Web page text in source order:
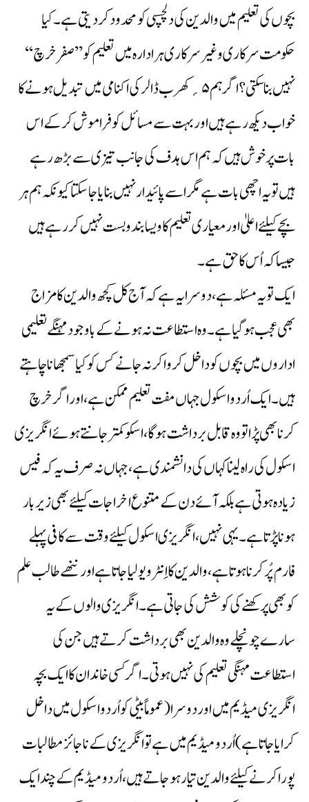
بچوں کی تعلیم میں والدین کی دلچسپی کو محدود کردیتی ہے۔ کیا
حکومت سرکاری و غیر سرکاری ہر ادارہ میں تعلیم کو ’’صفر خرچ‘‘
نہیں بناسکتی؟ اگر ہم ۵؍ کھرب ڈالر کی اکنامی میں تبدیل ہونے کا
خواب دیکھ رہے ہیں اور بہت سے مسائل کو فراموش کرکے اس
بات پر خوش ہیں کہ ہم اس ہدف کی جانب تیزی سے بڑھ رہے
ہیں تو یہ اچھی بات ہے مگر اسے پائیدار نہیں بنایا جاسکتا کیونکہ ہم ہر
بچے کیلئے اعلیٰ اور معیاری تعلیم کا ویسا بندوبست نہیں کررہے ہیں
جیسا کہ اُس کا حق ہے۔
ایک تو یہ مسئلہ ہے، دوسرا یہ ہے کہ آج کل کچھ والدین کا مزاج
بھی عجب ہوگیا ہے۔وہ استطاعت نہ ہونے کے باوجود مہنگے تعلیمی
اداروں میں بچوں کو داخل کروا کر نہ جانے کس کو کیا سمجھانا چاہتے
ہیں۔ ایک اُردو اسکول جہاں مفت تعلیم ممکن ہے، اور اگر خرچ
کرنا بھی پڑا تو وہ قابل برداشت ہوگا، اسکو کمتر جانتے ہوئے انگریزی
اسکول کی راہ لینا کہاں کی دانشمندی ہے،جہاں نہ صرف یہ کہ فیس
زیادہ ہوتی ہے بلکہ آئے دن کے متنوع اخراجات کیلئے بھی زیر بار
ہونا پڑتا ہے۔ یہی نہیں، انگریزی اسکول کیلئے وقت سے کافی پہلے
فارم پُر کرنا ہوتا ہے، والدین کا اِنٹرویو لیا جاتا ہے اورننھے طالب علم
کو بھی پرکھنے کی کوشش کی جاتی ہے۔انگریزی والوں کے یہ
سارے چونچلے وہ والدین بھی برداشت کرتے ہیں جن کی
استطاعت مہنگی تعلیم کی نہیں ہوتی۔اگر کسی خاندان کا ایک بچہ
انگریزی میڈیم میں اور دوسرا (عموماً بیٹی کو اُردو اسکول میں داخل
کرایا جاتا ہے) اُردو میڈیم میں ہے تو انگریزی کے ناجائز مطالبات
پورا کرنے کیلئے والدین تیار ہوجاتے ہیں، اُردو میڈیم کے چند ایک